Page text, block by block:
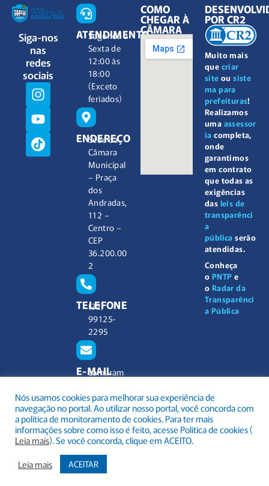
Siga-nos
nas
redes
sociais
ATENDIMENTO
Segunda à
Sexta de
12:00 às
18:00
(Exceto
feriados)
ENDEREÇO
Sede da
Câmara
Municipal
– Praça
dos
Andradas,
112 –
Centro –
CEP
36.200.00
2
TELEFONE
(32)
99125-
2295
E-MAIL
camaram
barbacen
a.mg.gov.
br
COMO
CHEGAR À
CÂMARA
Muito mais
que criar
site ousiste
ma para
prefeituras!
Realizamos
uma assessor
ia completa,
onde
garantimos
em contrato
que todas as
exigências
das leis de
transparênci
a
pública serão
atendidas.
Conheça
o PNTP e
o Radar da
Transparênci
a Pública
POR CR2
Todos os direitos reservados a Câmara Municipal Barbacena
Nós usamos cookies para melhorar sua experiência de
navegação no portal. Ao utilizar nosso portal, você concorda com
a política de monitoramento de cookies. Para ter mais
informações sobre como isso é feito, acesse Política de cookies (
Leia mais). Se você concorda, clique em ACEITO.
Leia mais
ACEITAR